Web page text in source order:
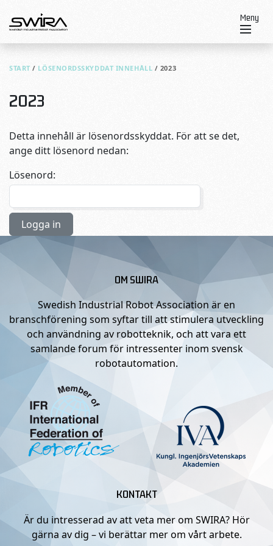
Meny
START / LÖSENORDSSKYDDAT INNEHÅLL / 2023
2023
Detta innehåll är lösenordsskyddat. För att se det,
ange ditt lösenord nedan:
Lösenord:
OM SWIRA
Swedish Industrial Robot Association är en
branschförening som syftar till att stimulera utveckling
och användning av robotteknik, och att vara ett
samlande forum för intressenter inom svensk
robotautomation.
KONTAKT
Är du intresserad av att veta mer om SWIRA? Hör
gärna av dig – vi berättar mer om vårt arbete.